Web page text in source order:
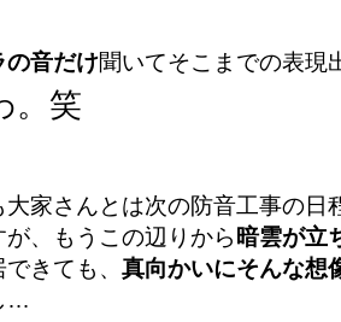
の音だけ聞いてそこまでの表現
。笑
大家さんとは次の防音工事の
が、もうこの辺りから暗雲が立
きても、 真向かいにそんな想
…